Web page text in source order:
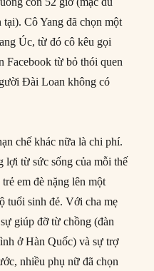
Cô Yang đã chọn một
Úc, từ đó cô kêu gọi
Facebook từ bỏ thói quen
Đài Loan không có
chế khác nữa là chi phí.
lợi từ sức sống của mỗi thế
em đè nặng lên một
tuổi sinh đẻ. Với cha mẹ
giúp đỡ từ chồng (đàn
ở Hàn Quốc) và sự trợ
nhiều phụ nữ đã chọn